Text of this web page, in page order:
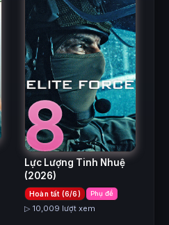
8
Lực Lượng Tinh Nhuệ
(2026)
Hoàn tất (6/6) Phụ đề
▷ 10,009 lượt xem